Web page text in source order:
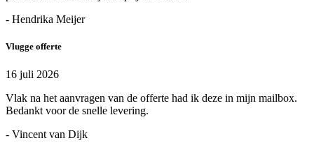
- Hendrika Meijer
Vlugge offerte
16 juli 2026
Vlak na het aanvragen van de offerte had ik deze in mijn mailbox.
Bedankt voor de snelle levering.
- Vincent van Dijk